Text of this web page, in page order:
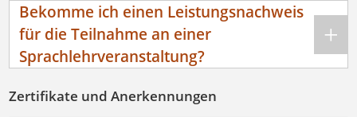
Bekomme ich einen Leistungsnachweis
für die Teilnahme an einer
Sprachlehrveranstaltung?
Zertifikate und Anerkennungen